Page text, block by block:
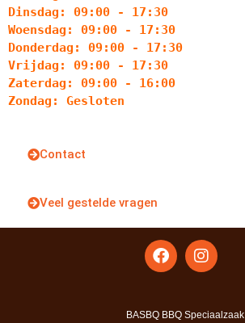
Dinsdag: 09:00 - 17:30
Woensdag: 09:00 - 17:30
Donderdag: 09:00 - 17:30
Vrijdag: 09:00 - 17:30
Zaterdag: 09:00 - 16:00
Zondag: Gesloten
Contact
Veel gestelde vragen
BASBQ BBQ Speciaalzaak